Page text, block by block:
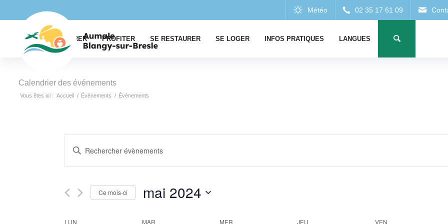
EXPLORER PROFITER SE RESTAURER SE LOGER INFOS PRATIQUES LANGUES
Calendrier des événements
Vous êtes ici : Accueil / Évènements / Évènements
et
navigation
de
vues
Évènements
Saisir
ÉvènementsCe mois-ci mai 2024
une
LUN MAR MER JEU VEN